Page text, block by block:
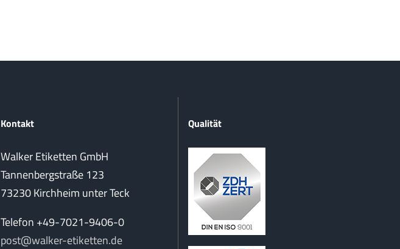
Kontakt
Walker Etiketten GmbH
Tannenbergstraße 123
73230 Kirchheim unter Teck
Telefon +49-7021-9406-0
post@walker-etiketten.de
Qualität